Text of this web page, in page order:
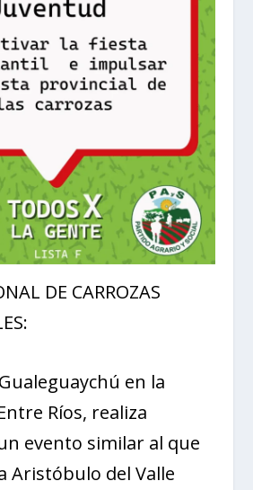
DE CARROZAS
en la
Ríos, realiza
evento similar al que
Aristóbulo del Valle